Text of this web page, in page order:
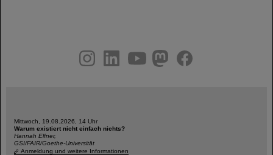
youtubehelmholtz.socialfacebook
Mittwoch, 19.08.2026, 14 Uhr
Warum existiert nicht einfach nichts?
Hannah Elfner,
GSI/FAIR/Goethe-Universität
Anmeldung und weitere Informationen